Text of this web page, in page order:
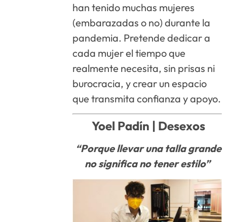
han tenido muchas mujeres
(embarazadas o no) durante la
pandemia. Pretende dedicar a
cada mujer el tiempo que
realmente necesita, sin prisas ni
burocracia, y crear un espacio
que transmita confianza y apoyo.
Yoel Padín | Desexos
“Porque llevar una talla grande
no significa no tener estilo”